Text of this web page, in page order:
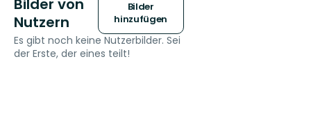
Bilder von
Nutzern
Bilder
hinzufügen
Es gibt noch keine Nutzerbilder. Sei
der Erste, der eines teilt!